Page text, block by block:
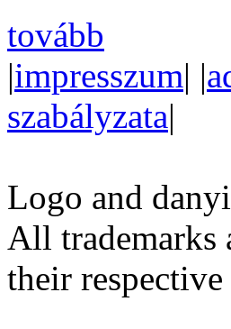
tovább
|impresszum| |
szabályzata|
Logo and
All trademarks
their